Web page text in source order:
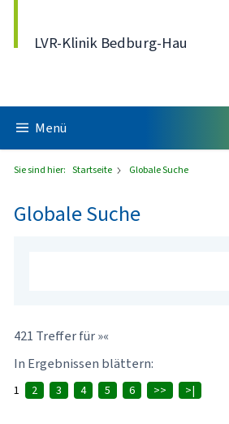
LVR-Klinik Bedburg-Hau
Menü
Sie sind hier: Startseite Globale Suche
Globale Suche
421 Treffer für »«
In Ergebnissen blättern:
1 2 3 4 5 6 >> >|